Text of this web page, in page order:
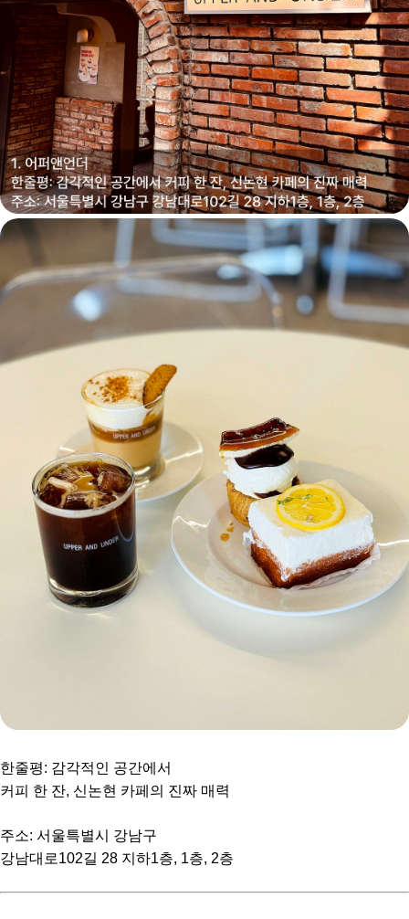
한줄평: 감각적인 공간에서
커피 한 잔, 신논현 카페의 진짜 매력
주소: 서울특별시 강남구
강남대로102길 28 지하1층, 1층, 2층